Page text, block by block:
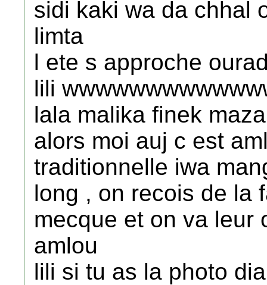
sidi kaki wa da chhal
limta
l ete s approche
lili
lala malika finek
alors moi auj c est
traditionnelle iwa
long , on recois de la
mecque et on va leur
amlou
lili si tu as la photo